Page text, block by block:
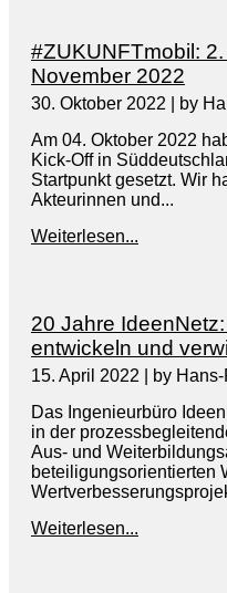
#ZUKUNFTmobil:
November 2022
30. Oktober 2022
by
Am 04. Oktober 2022
Kick-Off in
Startpunkt gesetzt. Wir
Akteurinnen und...
Weiterlesen...
20 Jahre
entwickeln und
15. April 2022
by
Das Ingenieurbüro
in der
Aus- und
beteiligungsorientierten
Weiterlesen...